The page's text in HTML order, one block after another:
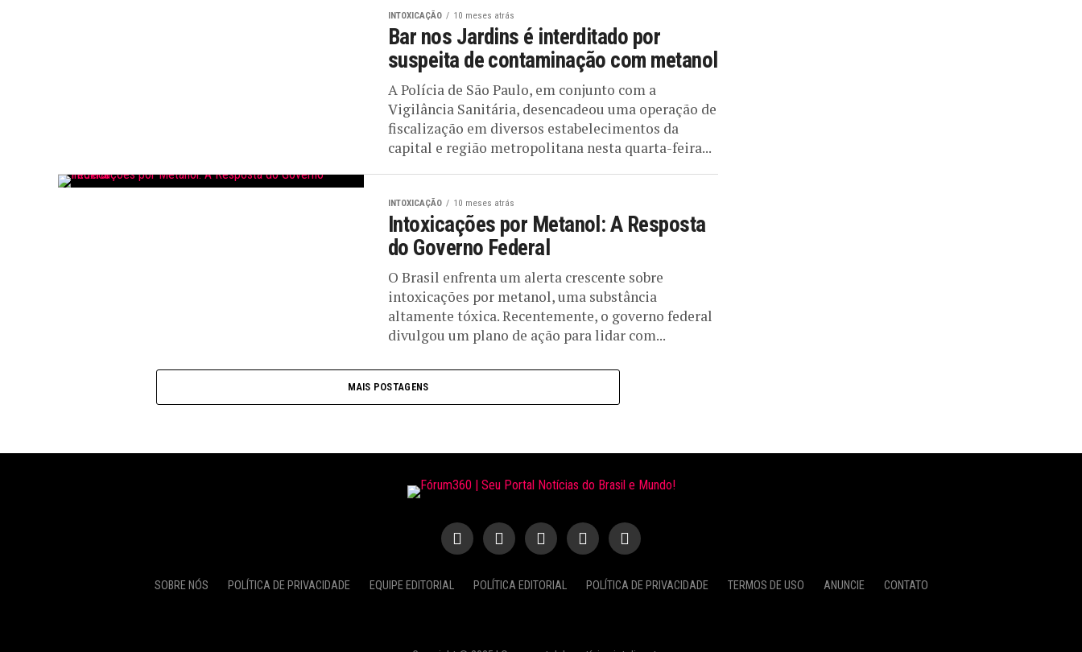
INTOXICAÇÃO 10 meses atrás
Bar nos Jardins é interditado por
suspeita de contaminação com metanol
A Polícia de São Paulo, em conjunto com a
Vigilância Sanitária, desencadeou uma operação de
fiscalização em diversos estabelecimentos da
capital e região metropolitana nesta quarta-feira...
INTOXICAÇÃO 10 meses atrás
Intoxicações por Metanol: A Resposta
do Governo Federal
O Brasil enfrenta um alerta crescente sobre
intoxicações por metanol, uma substância
altamente tóxica. Recentemente, o governo federal
divulgou um plano de ação para lidar com...
MAIS POSTAGENS
SOBRE NÓS POLÍTICA DE PRIVACIDADE EQUIPE EDITORIAL POLÍTICA EDITORIAL POLÍTICA DE PRIVACIDADE TERMOS DE USO ANUNCIE CONTATO